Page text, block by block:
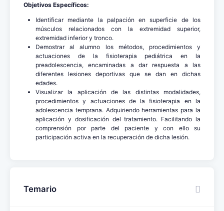
Objetivos Específicos:
Identificar mediante la palpación en superficie de los
músculos relacionados con la extremidad superior,
extremidad inferior y tronco.
Demostrar al alumno los métodos, procedimientos y
actuaciones de la fisioterapia pediátrica en la
preadolescencia, encaminadas a dar respuesta a las
diferentes lesiones deportivas que se dan en dichas
edades.
Visualizar la aplicación de las distintas modalidades,
procedimientos y actuaciones de la fisioterapia en la
adolescencia temprana. Adquiriendo herramientas para la
aplicación y dosificación del tratamiento. Facilitando la
comprensión por parte del paciente y con ello su
participación activa en la recuperación de dicha lesión.
Temario